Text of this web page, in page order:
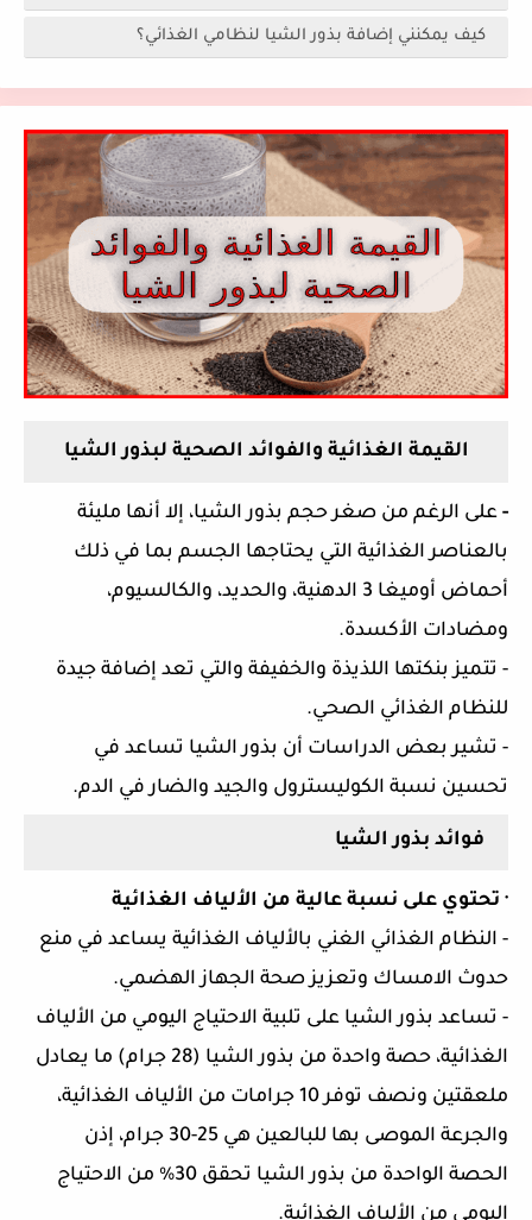
كيف يمكنني إضافة بذور الشيا لنظامي الغذائي؟
القيمة الغذائية والفوائد الصحية لبذور الشيا
- على الرغم من صغر حجم بذور الشيا، إلا أنها مليئة
بالعناصر الغذائية التي يحتاجها الجسم بما في ذلك
أحماض أوميغا 3 الدهنية، والحديد، والكالسيوم،
ومضادات الأكسدة.
- تتميز بنكتها اللذيذة والخفيفة والتي تعد إضافة جيدة
للنظام الغذائي الصحي.
- تشير بعض الدراسات أن بذور الشيا تساعد في
تحسين نسبة الكوليسترول والجيد والضار في الدم.
فوائد بذور الشيا
· تحتوي على نسبة عالية من الألياف الغذائية
- النظام الغذائي الغني بالألياف الغذائية يساعد في منع
حدوث الامساك وتعزيز صحة الجهاز الهضمي.
- تساعد بذور الشيا على تلبية الاحتياج اليومي من الألياف
الغذائية، حصة واحدة من بذور الشيا (28 جرام) ما يعادل
ملعقتين ونصف توفر 10 جرامات من الألياف الغذائية،
والجرعة الموصى بها للبالعين هي 25-30 جرام، إذن
الحصة الواحدة من بذور الشيا تحقق 30% من الاحتياج
اليومي من الألياف الغذائية.